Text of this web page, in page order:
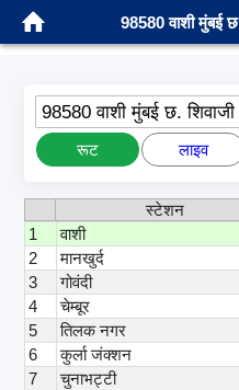
98580 वाशी मुंबई
98580 वाशी मुंबई छ.
रूट लाइव
स्टेशन
1
वाशी
2
मानखुर्द
3
गोवंदी
4
चेम्बूर
5
तिलक नगर
6
कुर्ला जंक्शन
7
चुनाभट्टी